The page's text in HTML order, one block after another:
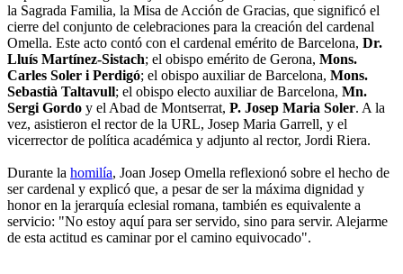
la Sagrada Familia, la Misa de Acción de Gracias, que significó el
cierre del conjunto de celebraciones para la creación del cardenal
Omella. Este acto contó con el cardenal emérito de Barcelona, Dr.
Lluís Martínez-Sistach; el obispo emérito de Gerona, Mons.
Carles Soler i Perdigó; el obispo auxiliar de Barcelona, Mons.
Sebastià Taltavull; el obispo electo auxiliar de Barcelona, Mn.
Sergi Gordo y el Abad de Montserrat, P. Josep Maria Soler. A la
vez, asistieron el rector de la URL, Josep Maria Garrell, y el
vicerrector de política académica y adjunto al rector, Jordi Riera.
Durante la homilía, Joan Josep Omella reflexionó sobre el hecho de
ser cardenal y explicó que, a pesar de ser la máxima dignidad y
honor en la jerarquía eclesial romana, también es equivalente a
servicio: "No estoy aquí para ser servido, sino para servir. Alejarme
de esta actitud es caminar por el camino equivocado".